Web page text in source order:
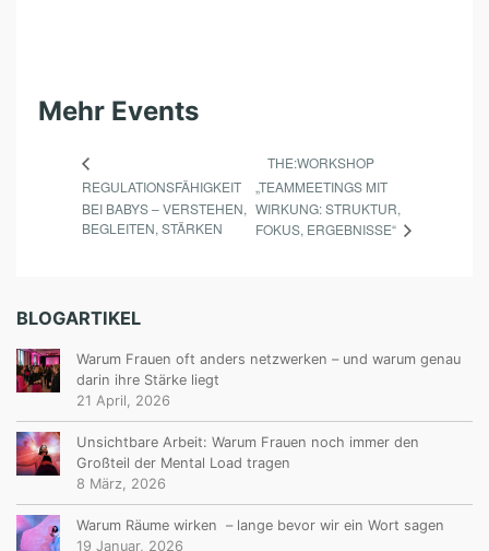
Mehr Events
REGULATIONSFÄHIGKEIT
BEI BABYS – VERSTEHEN,
BEGLEITEN, STÄRKEN
THE:WORKSHOP
„TEAMMEETINGS MIT
WIRKUNG: STRUKTUR,
FOKUS, ERGEBNISSE“
BLOGARTIKEL
Warum Frauen oft anders netzwerken – und warum genau
darin ihre Stärke liegt
21 April, 2026
Unsichtbare Arbeit: Warum Frauen noch immer den
Großteil der Mental Load tragen
8 März, 2026
Warum Räume wirken – lange bevor wir ein Wort sagen
19 Januar, 2026